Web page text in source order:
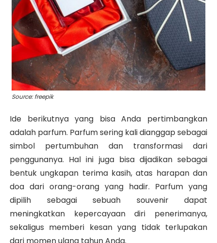
Source: freepik
Ide berikutnya yang bisa Anda pertimbangkan
adalah parfum. Parfum sering kali dianggap sebagai
simbol pertumbuhan dan transformasi dari
penggunanya. Hal ini juga bisa dijadikan sebagai
bentuk ungkapan terima kasih, atas harapan dan
doa dari orang-orang yang hadir. Parfum yang
dipilih sebagai sebuah souvenir dapat
meningkatkan kepercayaan diri penerimanya,
sekaligus memberi kesan yang tidak terlupakan